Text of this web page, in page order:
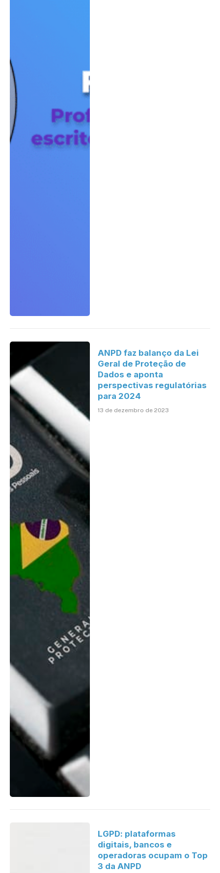
ANPD faz balanço da Lei
Geral de Proteção de
Dados e aponta
perspectivas regulatórias
para 2024
13 de dezembro de 2023
LGPD: plataformas
digitais, bancos e
operadoras ocupam o Top
3 da ANPD